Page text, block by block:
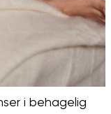
i behagelig